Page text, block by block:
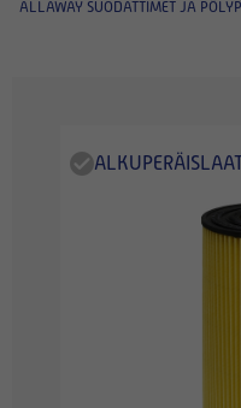
ALLAWAY SUODATTIMET JA